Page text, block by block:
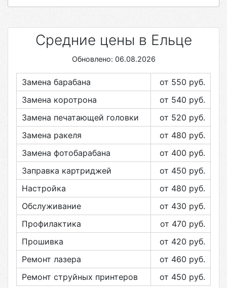
Средние цены в Ельце
Обновлено: 06.08.2026
Замена барабана от 550 руб.
Замена коротрона
от 540 руб.
Замена печатающей головки
от 520 руб.
Замена ракеля
от 480 руб.
Замена фотобарабана
от 400 руб.
Заправка картриджей
от 450 руб.
Настройка
от 480 руб.
Обслуживание
от 430 руб.
Профилактика
от 470 руб.
Прошивка
от 420 руб.
Ремонт лазера
от 460 руб.
Ремонт струйных принтеров
от 450 руб.